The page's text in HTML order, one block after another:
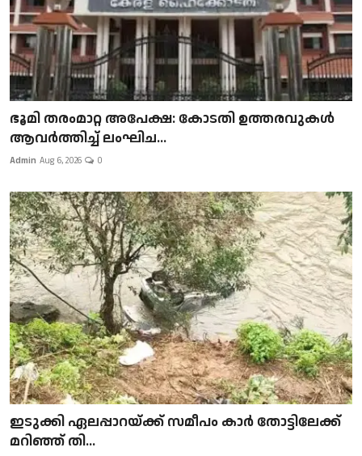
ഭൂമി തരംമാറ്റ അപേക്ഷ: കോടതി ഉത്തരവുകൾ
ആവർത്തിച്ച് ലംഘിച...
Admin Aug 6, 2026 0
ഇടുക്കി ഏലപ്പാറയ്ക്ക് സമീപം കാർ തോട്ടിലേക്ക്
മറിഞ്ഞ് തി...